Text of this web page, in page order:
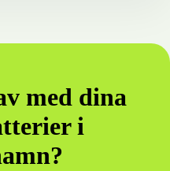
med dina
i
?